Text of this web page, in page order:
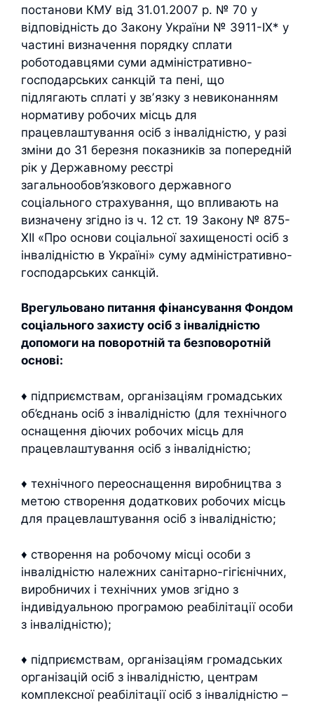
постанови КМУ від 31.01.2007 р. № 70 у
відповідність до Закону України № 3911-ІХ* у
частині визначення порядку сплати
роботодавцями суми адміністративно-
господарських санкцій та пені, що
підлягають сплаті у звʼязку з невиконанням
нормативу робочих місць для
працевлаштування осіб з інвалідністю, у разі
зміни до 31 березня показників за попередній
рік у Державному реєстрі
загальнообов’язкового державного
соціального страхування, що впливають на
визначену згідно із ч. 12 ст. 19 Закону № 875-
ХІІ «Про основи соціальної захищеності осіб з
інвалідністю в Україні» суму адміністративно-
господарських санкцій.
Врегульовано питання фінансування Фондом
соціального захисту осіб з інвалідністю
допомоги на поворотній та безповоротній
основі:
♦ підприємствам, організаціям громадських
об’єднань осіб з інвалідністю (для технічного
оснащення діючих робочих місць для
працевлаштування осіб з інвалідністю;
♦ технічного переоснащення виробництва з
метою створення додаткових робочих місць
для працевлаштування осіб з інвалідністю;
♦ створення на робочому місці особи з
інвалідністю належних санітарно-гігієнічних,
виробничих і технічних умов згідно з
індивідуальною програмою реабілітації особи
з інвалідністю);
♦ підприємствам, організаціям громадських
організацій осіб з інвалідністю, центрам
комплексної реабілітації осіб з інвалідністю –